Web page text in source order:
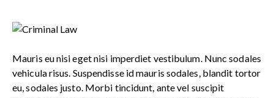
Mauris eu nisi eget nisi imperdiet vestibulum. Nunc sodales
vehicula risus. Suspendisse id mauris sodales, blandit tortor
eu, sodales justo. Morbi tincidunt, ante vel suscipit